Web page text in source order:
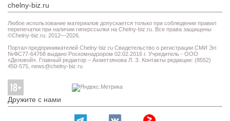
chelny-biz.ru
Любое использование материалов допускается только при соблюдении правил
перепечатки при наличии гиперссылки на Chelny-biz.ru. Все права защищены
©Chelny-biz.ru. 2012—2026.
Портал предпринимателей Chelny-biz.ru Свидетельство о регистрации СМИ Эл
№ФС77-64768 выдано Роскомнадзором 02.02.2016 г. Учредитель - ООО
«Деловой». Главный редактор – Ахметзянова Л. З. Контакты редакции: (8552)
450-575, news@chelny-biz.ru
Дружите с нами